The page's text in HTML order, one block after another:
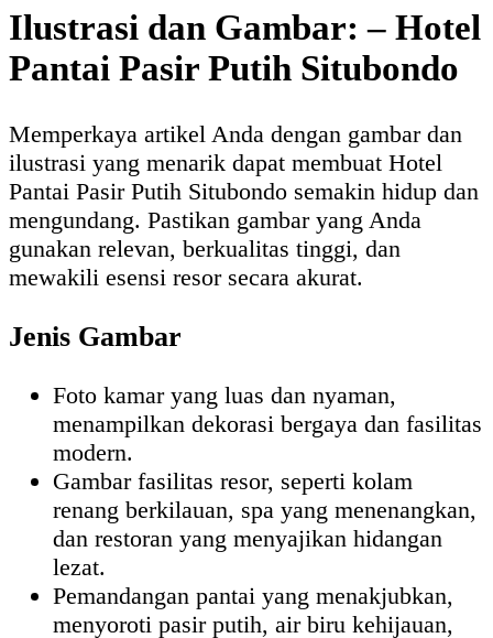
Ilustrasi dan Gambar: – Hotel
Pantai Pasir Putih Situbondo
Memperkaya artikel Anda dengan gambar dan
ilustrasi yang menarik dapat membuat Hotel
Pantai Pasir Putih Situbondo semakin hidup dan
mengundang. Pastikan gambar yang Anda
gunakan relevan, berkualitas tinggi, dan
mewakili esensi resor secara akurat.
Jenis Gambar
Foto kamar yang luas dan nyaman,
menampilkan dekorasi bergaya dan fasilitas
modern.
Gambar fasilitas resor, seperti kolam
renang berkilauan, spa yang menenangkan,
dan restoran yang menyajikan hidangan
lezat.
Pemandangan pantai yang menakjubkan,
menyoroti pasir putih, air biru kehijauan,